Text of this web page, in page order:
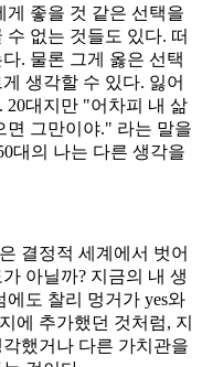
게 좋을 것 같은 선택을
없는 것들도 있다. 떠
. 물론 그게 옳은 선택
생각할 수 있다. 잃어
20대지만 "어차피 내 삶
면 그만이야." 라는 말을
대의 나는 다른 생각을
결정적 세계에서 벗어
아닐까? 지금의 내 생
도 찰리 멍거가 yes와
에 추가했던 것처럼, 지
했거나 다른 가치관을